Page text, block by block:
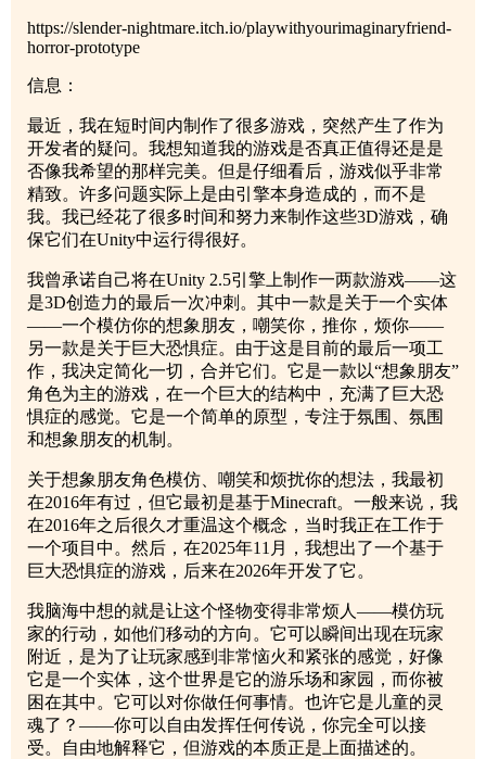
https://slender-nightmare.itch.io/playwithyourimaginaryfriend-
horror-prototype
信息：
最近，我在短时间内制作了很多游戏，突然产生了作为
开发者的疑问。我想知道我的游戏是否真正值得还是是
否像我希望的那样完美。但是仔细看后，游戏似乎非常
精致。许多问题实际上是由引擎本身造成的，而不是
我。我已经花了很多时间和努力来制作这些3D游戏，确
保它们在Unity中运行得很好。
我曾承诺自己将在Unity 2.5引擎上制作一两款游戏——这
是3D创造力的最后一次冲刺。其中一款是关于一个实体
——一个模仿你的想象朋友，嘲笑你，推你，烦你——
另一款是关于巨大恐惧症。由于这是目前的最后一项工
作，我决定简化一切，合并它们。它是一款以“想象朋友”
角色为主的游戏，在一个巨大的结构中，充满了巨大恐
惧症的感觉。它是一个简单的原型，专注于氛围、氛围
和想象朋友的机制。
关于想象朋友角色模仿、嘲笑和烦扰你的想法，我最初
在2016年有过，但它最初是基于Minecraft。一般来说，我
在2016年之后很久才重温这个概念，当时我正在工作于
一个项目中。然后，在2025年11月，我想出了一个基于
巨大恐惧症的游戏，后来在2026年开发了它。
我脑海中想的就是让这个怪物变得非常烦人——模仿玩
家的行动，如他们移动的方向。它可以瞬间出现在玩家
附近，是为了让玩家感到非常恼火和紧张的感觉，好像
它是一个实体，这个世界是它的游乐场和家园，而你被
困在其中。它可以对你做任何事情。也许它是儿童的灵
魂了？——你可以自由发挥任何传说，你完全可以接
受。自由地解释它，但游戏的本质正是上面描述的。